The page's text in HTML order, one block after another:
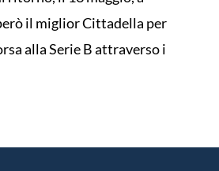
il miglior Cittadella per
alla Serie B attraverso i